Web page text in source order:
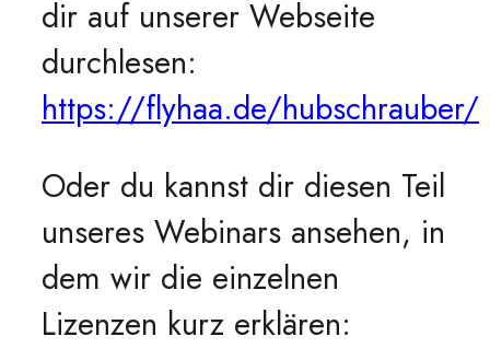
dir auf unserer Webseite
durchlesen:
https://flyhaa.de/hubschrauber/
Oder du kannst dir diesen Teil
unseres Webinars ansehen, in
dem wir die einzelnen
Lizenzen kurz erklären: